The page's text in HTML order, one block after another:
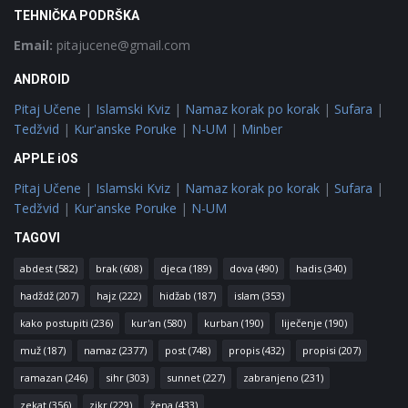
TEHNIČKA PODRŠKA
Email: pitajucene@gmail.com
ANDROID
Pitaj Učene | Islamski Kviz | Namaz korak po korak | Sufara |
Tedžvid | Kur'anske Poruke | N-UM | Minber
APPLE iOS
Pitaj Učene | Islamski Kviz | Namaz korak po korak | Sufara |
Tedžvid | Kur'anske Poruke | N-UM
TAGOVI
abdest (582) brak (608) djeca (189) dova (490) hadis (340)
hadždž (207) hajz (222) hidžab (187) islam (353)
kako postupiti (236) kur'an (580) kurban (190) liječenje (190)
muž (187) namaz (2377) post (748) propis (432) propisi (207)
ramazan (246) sihr (303) sunnet (227) zabranjeno (231)
zekat (356) zikr (229) žena (433)